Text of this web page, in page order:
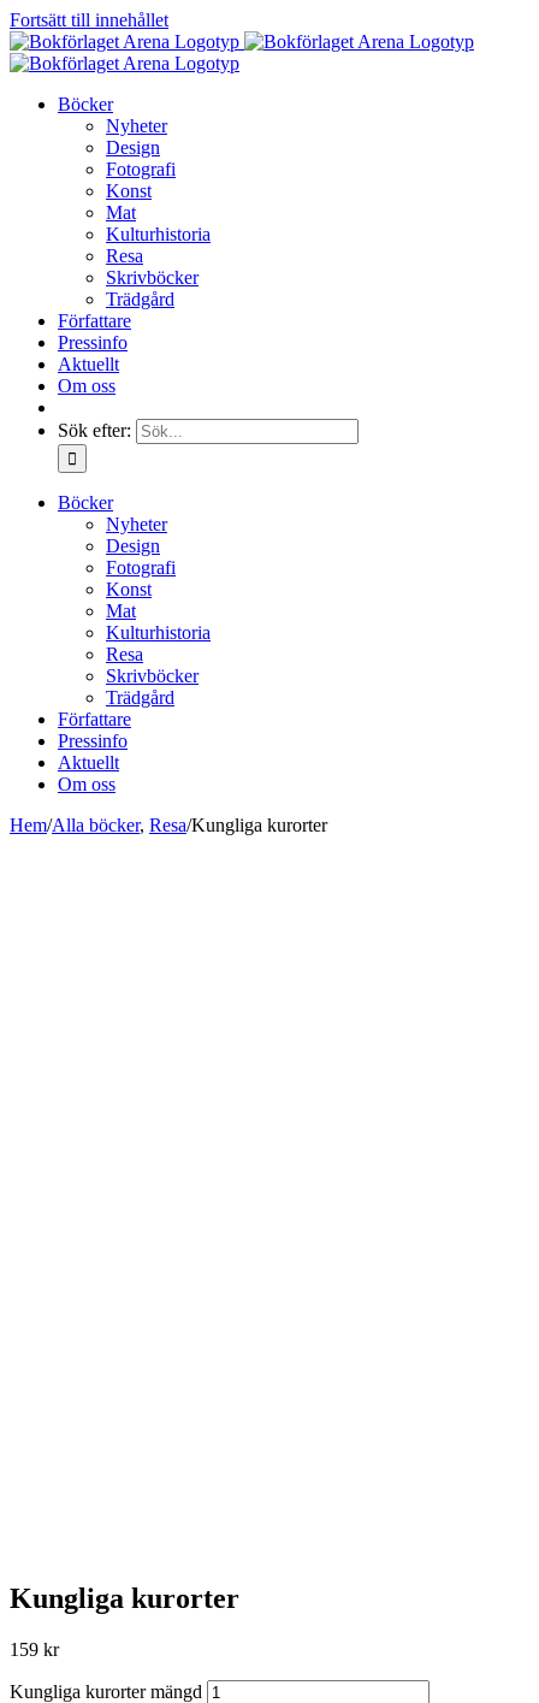
Fortsätt till innehållet
Böcker
Nyheter
Design
Fotografi
Konst
Mat
Kulturhistoria
Resa
Skrivböcker
Trädgård
Författare
Pressinfo
Aktuellt
Om oss
Sök efter:
Böcker
Nyheter
Design
Fotografi
Konst
Mat
Kulturhistoria
Resa
Skrivböcker
Trädgård
Författare
Pressinfo
Aktuellt
Om oss
Hem/Alla böcker, Resa/Kungliga kurorter
Kungliga kurorter
159 kr
Kungliga kurorter mängd